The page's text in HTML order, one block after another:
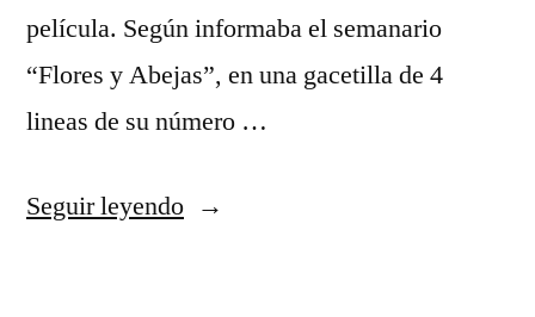
película. Según informaba el semanario
“Flores y Abejas”, en una gacetilla de 4
lineas de su número …
Seguir leyendo«El